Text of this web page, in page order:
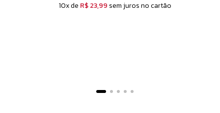
10x de R$ 23,99 sem juros no cartão